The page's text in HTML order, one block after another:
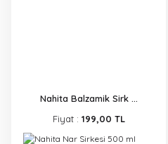
Nahita Balzamik Sirk ...
Fiyat : 199,00 TL